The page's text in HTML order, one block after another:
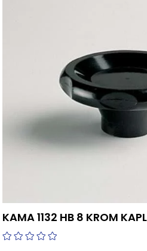
KAMA 1132 HB 8 KROM